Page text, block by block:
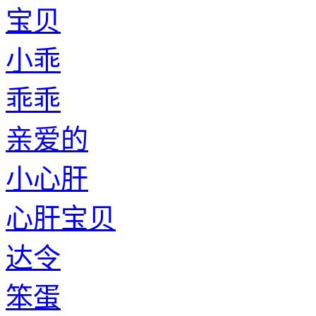
宝贝
小乖
乖乖
亲爱的
小心肝
心肝宝贝
达令
笨蛋